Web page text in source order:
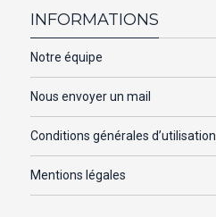
INFORMATIONS
Notre équipe
Nous envoyer un mail
Conditions générales d’utilisation
Mentions légales